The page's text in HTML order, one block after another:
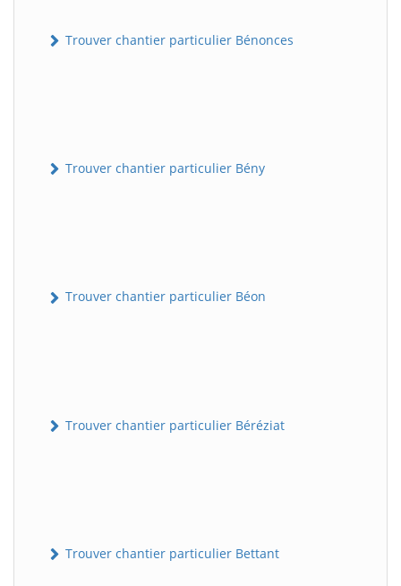
Trouver chantier particulier Bénonces
Trouver chantier particulier Bény
Trouver chantier particulier Béon
Trouver chantier particulier Béréziat
Trouver chantier particulier Bettant